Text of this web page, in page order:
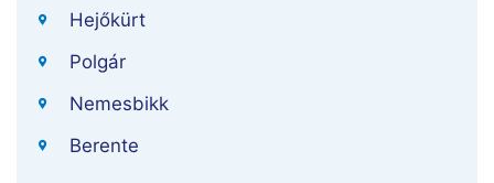
Hejőkürt
Polgár
Nemesbikk
Berente